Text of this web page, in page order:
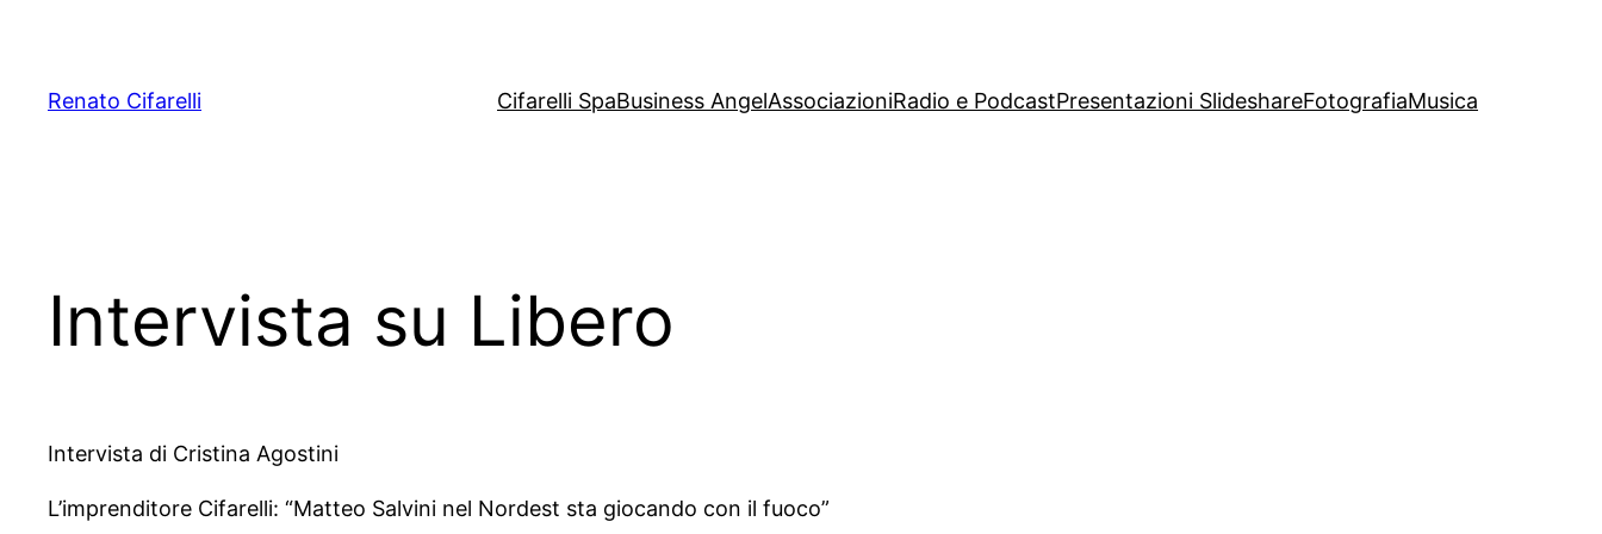
contenuto
Renato Cifarelli Cifarelli SpaBusiness AngelAssociazioniRadio e PodcastPresentazioni SlideshareFotografiaMusica
Intervista su Libero
Intervista di Cristina Agostini
L’imprenditore Cifarelli: “Matteo Salvini nel Nordest sta giocando con il fuoco”